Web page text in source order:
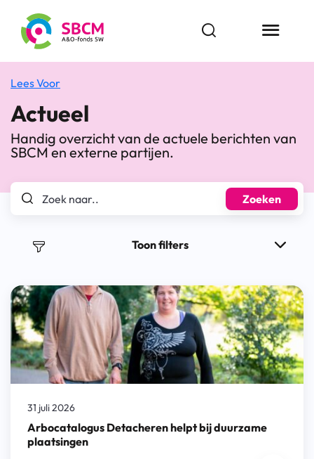
inhoud
Open zoekbalk
Menu
Lees Voor
Actueel
Handig overzicht van de actuele berichten van
SBCM en externe partijen.
Zoek naar..
Zoeken
Toon filters
Arbocatalogus Detacheren helpt bij duurzame
plaatsingen
31 juli 2026